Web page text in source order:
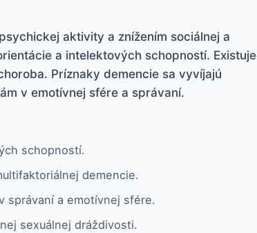
aktivity a znížením sociálnej a
a intelektových schopností. Existuje
Príznaky demencie sa vyvíjajú
v emotívnej sfére a správaní.
schopností.
demencie.
správaní a emotívnej sfére.
sexuálnej dráždivosti.